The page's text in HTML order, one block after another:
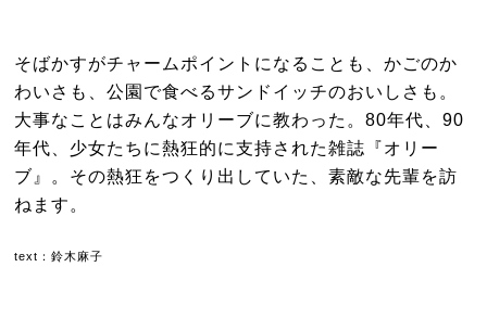
そばかすがチャームポイントになることも、かごのか
わいさも、公園で食べるサンドイッチのおいしさも。
大事なことはみんなオリーブに教わった。80年代、90
年代、少女たちに熱狂的に支持された雑誌『オリー
ブ』。その熱狂をつくり出していた、素敵な先輩を訪
ねます。
text：鈴木麻子